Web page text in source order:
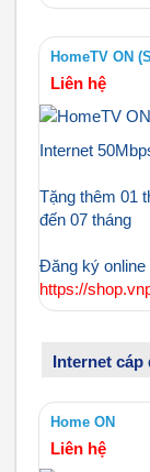
HomeTV ON
Liên hệ
Internet
Tặng thêm 01
đến 07 tháng
Đăng ký
https://
Internet cáp
Home ON
Liên hệ